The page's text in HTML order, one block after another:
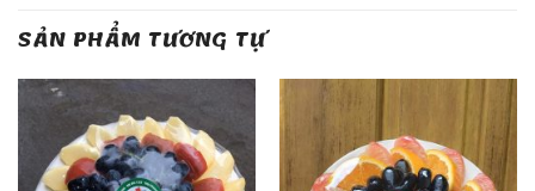
SẢN PHẨM TƯƠNG TỰ